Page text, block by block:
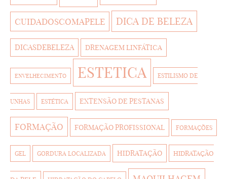
CUIDADOSCOMAPELE DICA DE BELEZA
DICASDEBELEZA DRENAGEM LINFÁTICA
ENVELHECIMENTO ESTETICA ESTILISMO DE
UNHAS ESTÉTICA EXTENSÃO DE PESTANAS
FORMAÇÃO FORMAÇÃO PROFISSIONAL FORMAÇÕES
GEL GORDURA LOCALIZADA HIDRATAÇÃO HIDRATAÇÃO